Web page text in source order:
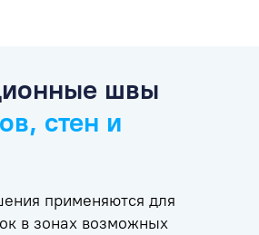
швы
стен и
применяются для
в зонах возможных